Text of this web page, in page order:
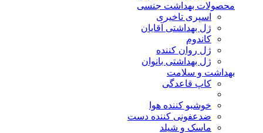
محصولات بهداشت جنسی
اسپری تاخیری
ژل بهداشتی آقایان
کاندوم
ژل روان کننده
ژل بهداشتی بانوان
بهداشت و سلامت
کاپ قاعدگی
خوشبو کننده هوا
ضدعفونی کننده دست
ماسک و شیلد